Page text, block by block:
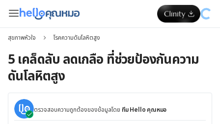
สุขภาพหัวใจ โรคความดันโลหิตสูง
5 เคล็ดลับ ลดเกลือ ที่ช่วยป้องกันความ
ดันโลหิตสูง
ตรวจสอบความถูกต้องของข้อมูลโดย ทีม Hello คุณหมอ